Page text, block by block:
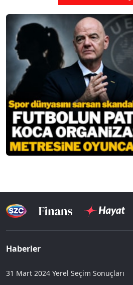
Haberler
31 Mart 2024 Yerel Seçim Sonuçları